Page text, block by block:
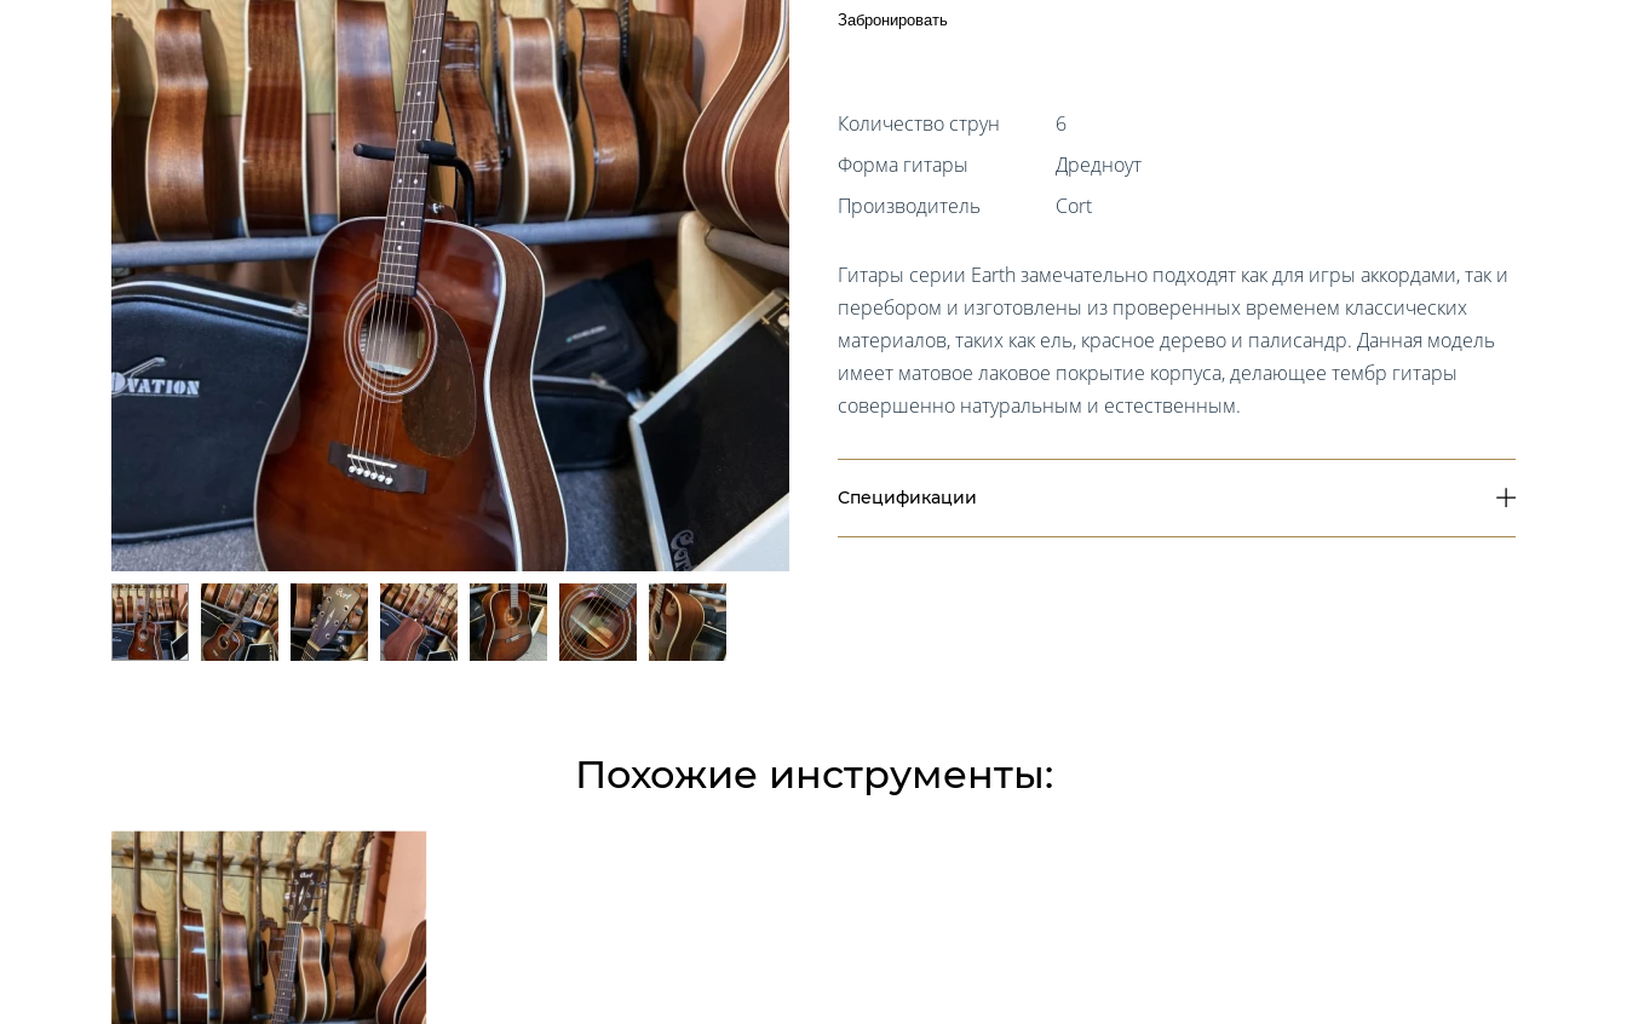
Забронировать
Количество струн
6
Форма гитары
Дредноут
Производитель
Cort
Гитары серии Earth замечательно подходят как для игры аккордами, так и
перебором и изготовлены из проверенных временем классических
материалов, таких как ель, красное дерево и палисандр. Данная модель
имеет матовое лаковое покрытие корпуса, делающее тембр гитары
совершенно натуральным и естественным.
Спецификации
Похожие инструменты: